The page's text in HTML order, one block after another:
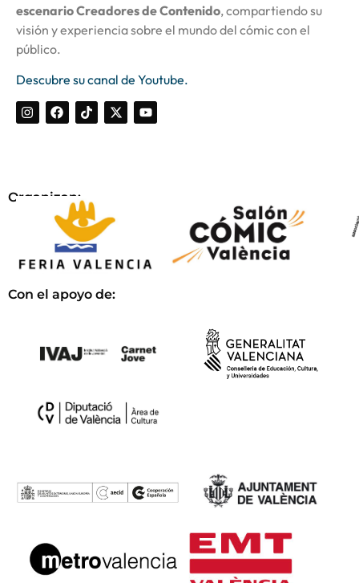
escenario Creadores de Contenido, compartiendo su
visión y experiencia sobre el mundo del cómic con el
público.
Descubre su canal de Youtube.
Organizan:
Con el apoyo de: